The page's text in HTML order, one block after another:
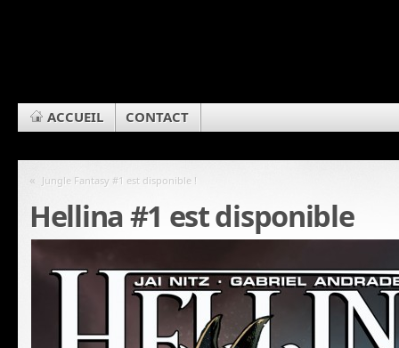
ACCUEIL CONTACT
« Jungle Fantasy #1 est disponible !
Hellina #1 est disponible